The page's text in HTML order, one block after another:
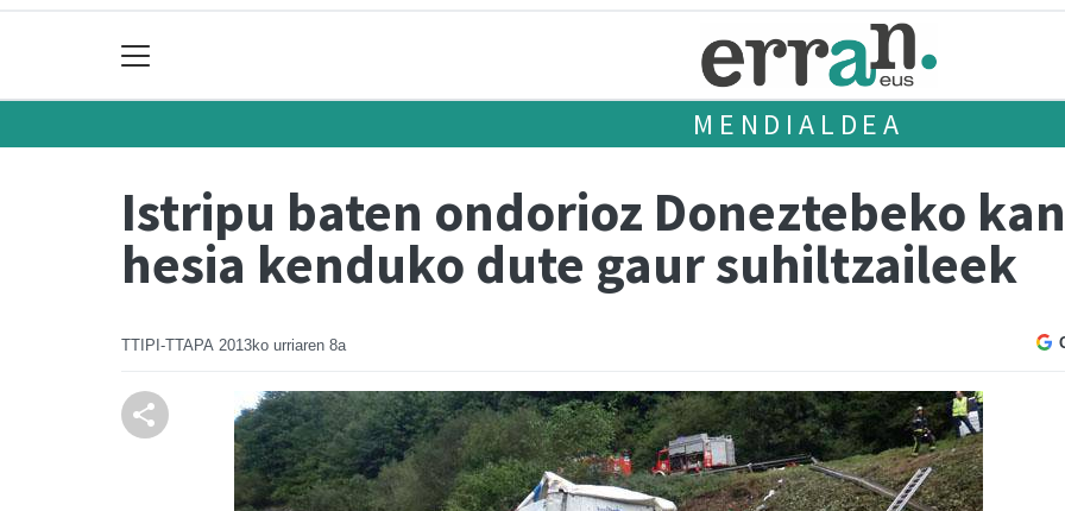
MENDIALDEA
Istripu baten ondorioz Doneztebeko
hesia kenduko dute gaur suhiltzaileek
TTIPI-TTAPA 2013ko urriaren 8a